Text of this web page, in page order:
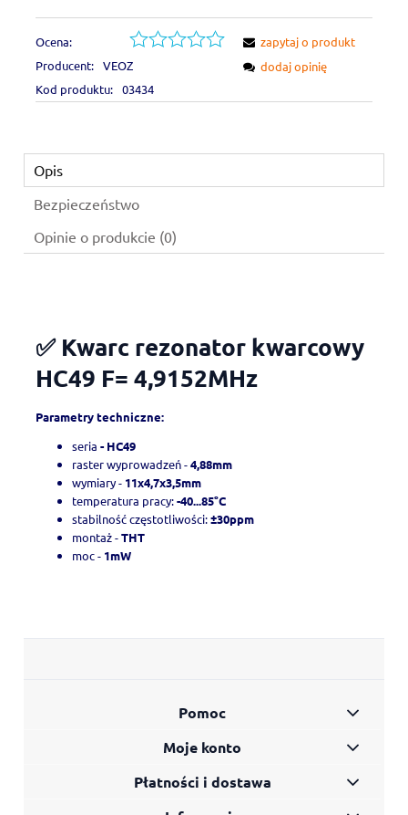
Ocena:
Producent: VEOZ
Kod produktu: 03434
zapytaj o produkt
dodaj opinię
Opis
Bezpieczeństwo
Opinie o produkcie (0)
✅ Kwarc rezonator kwarcowy
HC49 F= 4,9152MHz
Parametry techniczne:
seria - HC49
raster wyprowadzeń -4,88mm
wymiary - 11x4,7x3,5mm
temperatura pracy:-40...85°C
stabilność częstotliwości:±30ppm
montaż -THT
moc - 1mW
Pomoc
Moje konto
Płatności i dostawa